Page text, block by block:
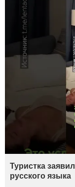
Туристка
русского языка